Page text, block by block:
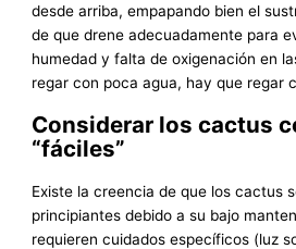
desde arriba, empapando bien el
de que drene adecuadamente para
humedad y falta de oxigenación en
regar con poca agua, hay que regar
Considerar los cactus
“fáciles”
Existe la creencia de que los cactus
principiantes debido a su bajo
requieren cuidados específicos (luz